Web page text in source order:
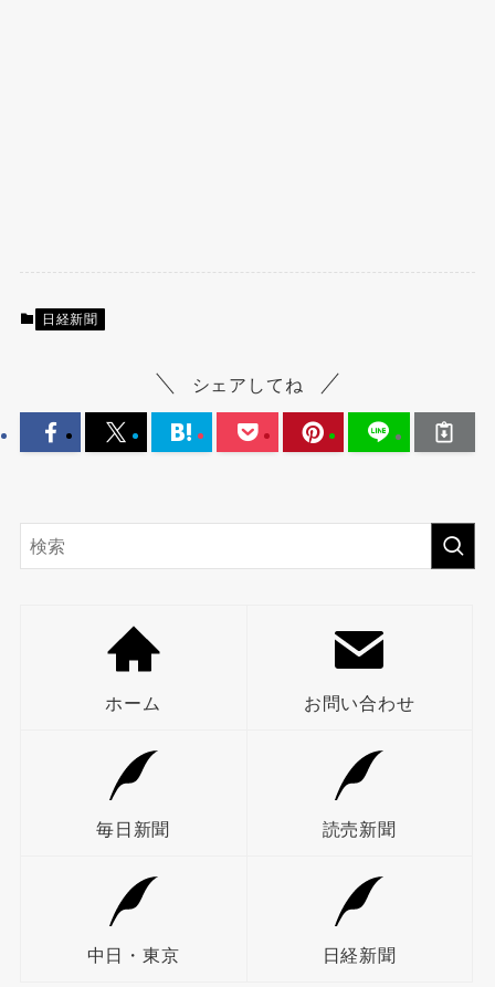
日経新聞
シェアしてね
ホーム お問い合わせ
毎日新聞 読売新聞
中日・東京 日経新聞